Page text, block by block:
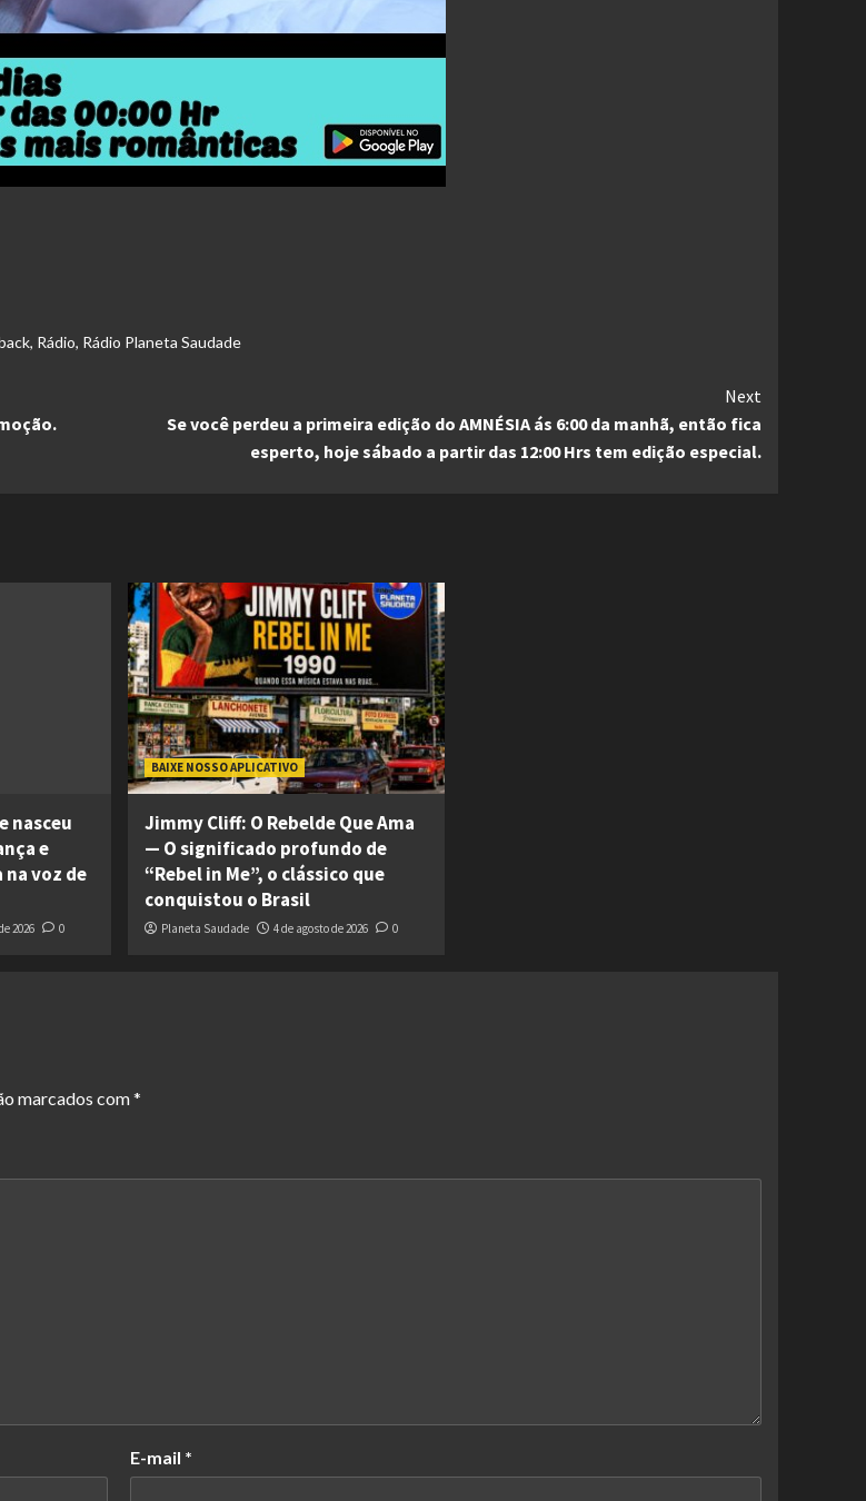
, Rádio, Rádio Planeta Saudade
Next
Se você perdeu a primeira edição do AMNÉSIA ás 6:00 da manhã, então fica
esperto, hoje sábado a partir das 12:00 Hrs tem edição especial.
nasceu
e
voz de
2026 0
BAIXE NOSSO APLICATIVO
Jimmy Cliff: O Rebelde Que Ama
— O significado profundo de
“Rebel in Me”, o clássico que
conquistou o Brasil
Planeta Saudade 4 de agosto de 2026 0
marcados com*
E-mail *